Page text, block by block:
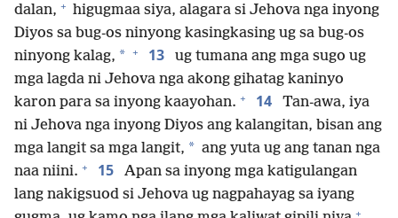
dalan, + higugmaa siya, alagara si Jehova nga inyong
Diyos sa bug-os ninyong kasingkasing ug sa bug-os
ninyong kalag, * + 13
ug tumana ang mga sugo ug
mga lagda ni Jehova nga akong gihatag kaninyo
karon para sa inyong kaayohan. + 14
Tan-awa, iya
ni Jehova nga inyong Diyos ang kalangitan, bisan ang
mga langit sa mga langit, * ang yuta ug ang tanan nga
naa niini. + 15
Apan sa inyong mga katigulangan
lang nakigsuod si Jehova ug nagpahayag sa iyang
+